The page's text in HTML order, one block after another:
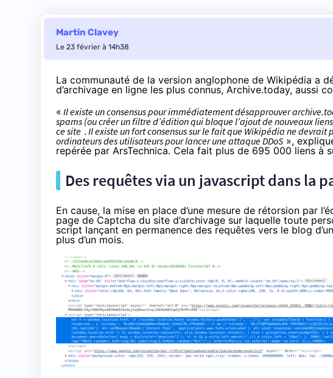
Martin Clavey
Le 23 février à 14h38
La communauté de la version anglophone de Wikipédia a
d’archivage en ligne les plus connus, Archive.today, aussi
« Il existe un consensus pour immédiatement désapprouver
spams (ou créer un filtre d’édition qui bloque l’ajout de nouveaux
ce site . Il existe un fort consensus sur le fait que Wikipédia ne devrait
ordinateurs des utilisateurs pour lancer une attaque DDoS »,
repérée par ArsTechnica. Cela fait plus de 695 000 liens à
Des requêtes via un javascript dans la
En cause, la mise en place d’une mesure de rétorsion par
page de Captcha du site d’archivage sur laquelle toute
script lançant en permanence des requêtes vers le blog
plus d’un mois.